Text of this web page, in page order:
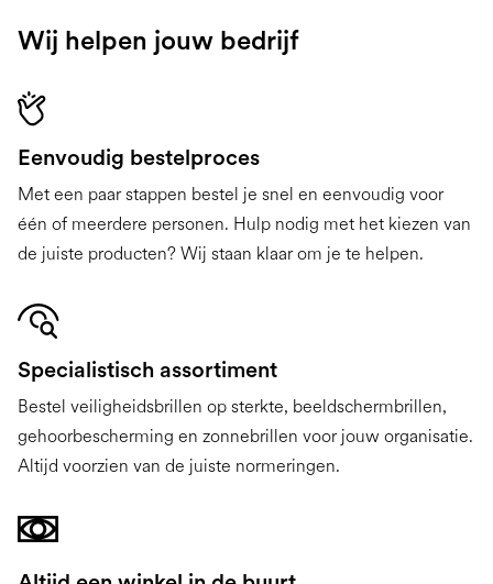
Wij helpen jouw bedrijf
Eenvoudig bestelproces
Met een paar stappen bestel je snel en eenvoudig voor
één of meerdere personen. Hulp nodig met het kiezen van
de juiste producten? Wij staan klaar om je te helpen.
Specialistisch assortiment
Bestel veiligheidsbrillen op sterkte, beeldschermbrillen,
gehoorbescherming en zonnebrillen voor jouw organisatie.
Altijd voorzien van de juiste normeringen.